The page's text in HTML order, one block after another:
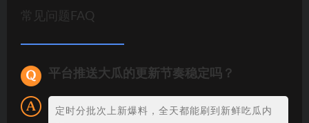
常见问题FAQ
平台推送大瓜的更新节奏稳定吗？
定时分批次上新爆料，全天都能刷到新鲜吃瓜内